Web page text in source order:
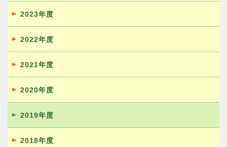
2023年度
2022年度
2021年度
2020年度
2019年度
2018年度